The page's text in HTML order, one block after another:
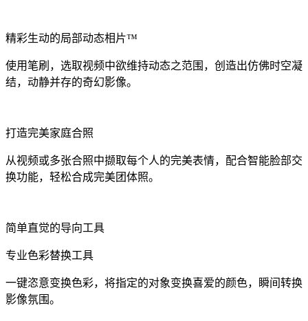
精彩生动的局部动态相片™
使用笔刷，选取视频中欲维持动态之范围，创造出仿佛时空凝
结，动静并存的奇幻影像。
打造完美家庭合照
从视频或多张合照中撷取每个人的完美表情，配合智能脸部交
换功能，轻松合成完美团体照。
简单直觉的导向工具
专业色彩替换工具
一键恣意变换色彩，将指定的对象变换喜爱的颜色，瞬间转换
影像氛围。